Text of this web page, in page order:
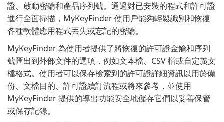
證、啟動密鑰和產品序列號。通過對已安裝的程式和許可證
進行全面掃描，MyKeyFinder 使用戶能夠輕鬆識別和恢復
各種軟體應用程式丟失或忘記的密鑰。
MyKeyFinder 為使用者提供了將恢復的許可證金鑰和序列
號匯出到外部文件的選項，例如文本檔、CSV 檔或自定義文
檔格式。使用者可以保存檢索到的許可證詳細資訊以用於備
份、文檔目的、許可證續訂流程或將來參考，並使用
MyKeyFinder 提供的導出功能安全地儲存它們以妥善保管
或保存記錄。